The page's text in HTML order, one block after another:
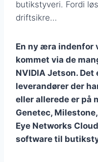
butikstyveri. Fordi
driftsikre…
En ny æra indenfor
kommet via de
NVIDIA Jetson.
leverandører der
eller allerede er på
Genetec,
Eye Networks
software til